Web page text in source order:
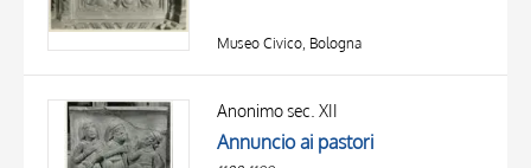
Museo Civico, Bologna
Anonimo sec. XII
Annuncio ai pastori